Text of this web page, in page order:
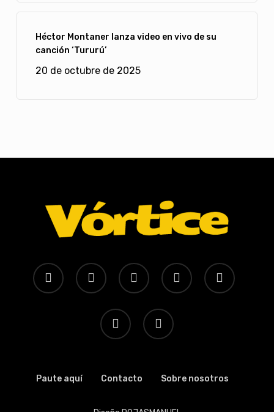
Héctor Montaner lanza video en vivo de su
canción ‘Tururú’
20 de octubre de 2025
x-
twitter
facebook youtube instagram whatsapp
tiktok threads
Paute aquí Contacto Sobre nosotros